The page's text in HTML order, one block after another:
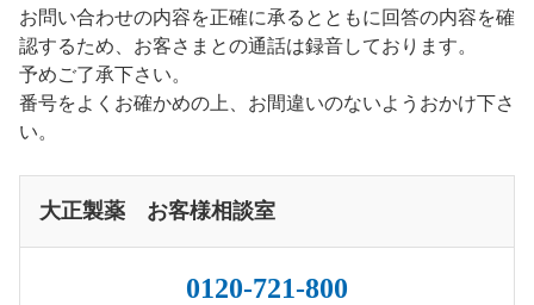
お問い合わせの内容を正確に承るとともに回答の内容を確
認するため、お客さまとの通話は録音しております。
予めご了承下さい。
番号をよくお確かめの上、お間違いのないようおかけ下さ
い。
大正製薬 お客様相談室
0120-721-800